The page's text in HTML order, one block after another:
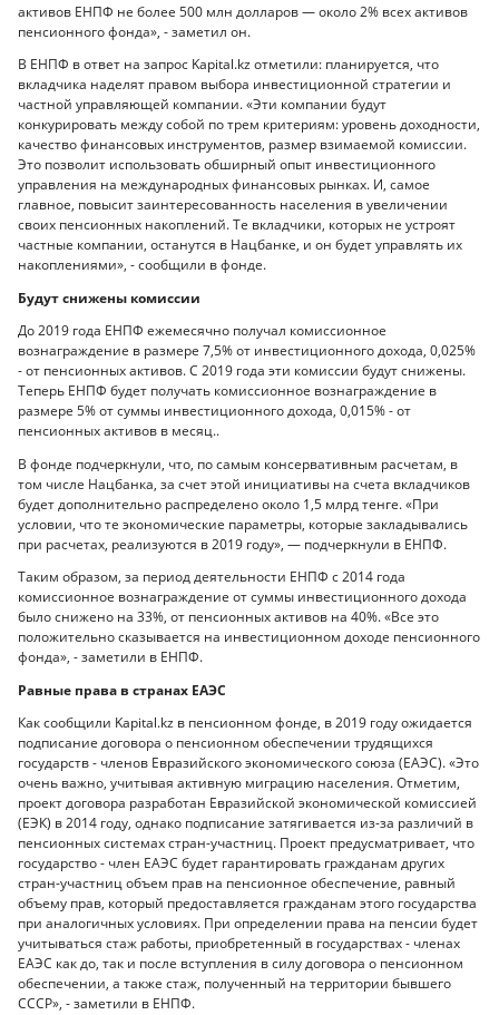
активов ЕНПФ не более 500 млн долларов — около 2% всех активов
пенсионного фонда», - заметил он.
В ЕНПФ в ответ на запрос Kapital.kz отметили: планируется, что
вкладчика наделят правом выбора инвестиционной стратегии и
частной управляющей компании. «Эти компании будут
конкурировать между собой по трем критериям: уровень доходности,
качество финансовых инструментов, размер взимаемой комиссии.
Это позволит использовать обширный опыт инвестиционного
управления на международных финансовых рынках. И, самое
главное, повысит заинтересованность населения в увеличении
своих пенсионных накоплений. Те вкладчики, которых не устроят
частные компании, останутся в Нацбанке, и он будет управлять их
накоплениями», - сообщили в фонде.
Будут снижены комиссии
До 2019 года ЕНПФ ежемесячно получал комиссионное
вознаграждение в размере 7,5% от инвестиционного дохода, 0,025%
- от пенсионных активов. С 2019 года эти комиссии будут снижены.
Теперь ЕНПФ будет получать комиссионное вознаграждение в
размере 5% от суммы инвестиционного дохода, 0,015% - от
пенсионных активов в месяц..
В фонде подчеркнули, что, по самым консервативным расчетам, в
том числе Нацбанка, за счет этой инициативы на счета вкладчиков
будет дополнительно распределено около 1,5 млрд тенге. «При
условии, что те экономические параметры, которые закладывались
при расчетах, реализуются в 2019 году», — подчеркнули в ЕНПФ.
Таким образом, за период деятельности ЕНПФ с 2014 года
комиссионное вознаграждение от суммы инвестиционного дохода
было снижено на 33%, от пенсионных активов на 40%. «Все это
положительно сказывается на инвестиционном доходе пенсионного
фонда», - заметили в ЕНПФ.
Равные права в странах ЕАЭС
Как сообщили Kapital.kz в пенсионном фонде, в 2019 году ожидается
подписание договора о пенсионном обеспечении трудящихся
государств - членов Евразийского экономического союза (ЕАЭС). «Это
очень важно, учитывая активную миграцию населения. Отметим,
проект договора разработан Евразийской экономической комиссией
(ЕЭК) в 2014 году, однако подписание затягивается из-за различий в
пенсионных системах стран-участниц. Проект предусматривает, что
государство - член ЕАЭС будет гарантировать гражданам других
стран-участниц объем прав на пенсионное обеспечение, равный
объему прав, который предоставляется гражданам этого государства
при аналогичных условиях. При определении права на пенсии будет
учитываться стаж работы, приобретенный в государствах - членах
ЕАЭС как до, так и после вступления в силу договора о пенсионном
обеспечении, а также стаж, полученный на территории бывшего
СССР», - заметили в ЕНПФ.